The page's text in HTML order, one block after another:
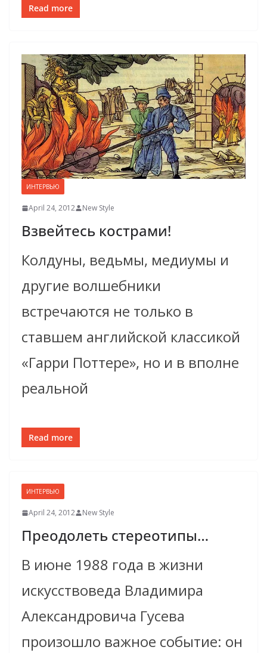
Read more
ИНТЕРВЬЮ
April 24, 2012 New Style
Взвейтесь кострами!
Колдуны, ведьмы, медиумы и
другие волшебники
встречаются не только в
ставшем английской классикой
«Гарри Поттере», но и в вполне
реальной
Read more
ИНТЕРВЬЮ
April 24, 2012 New Style
Преодолеть стереотипы…
В июне 1988 года в жизни
искусствоведа Владимира
Александровича Гусева
произошло важное событие: он